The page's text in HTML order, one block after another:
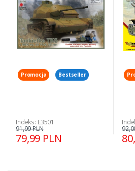
Promocja Bestseller
Indeks: E3501
79,99 PLN
91,99 PLN